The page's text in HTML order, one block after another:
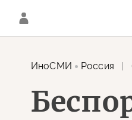
ИноСМИ Россия